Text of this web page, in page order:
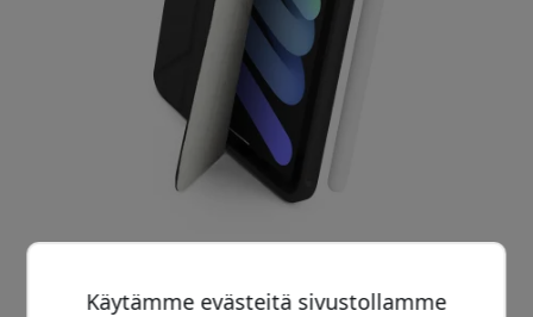
Käytämme evästeitä sivustollamme